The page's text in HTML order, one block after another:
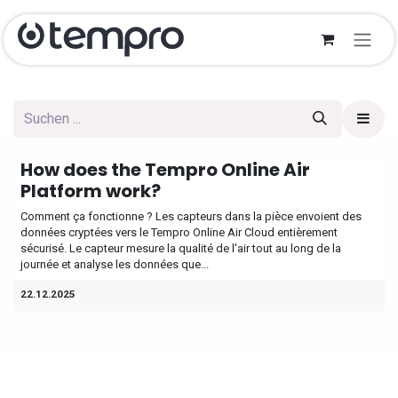
Zum Inhalt springen
How does the Tempro Online Air
Platform work?
Comment ça fonctionne ? Les capteurs dans la pièce envoient des
données cryptées vers le Tempro Online Air Cloud entièrement
sécurisé. Le capteur mesure la qualité de l'air tout au long de la
journée et analyse les données que...
22.12.2025